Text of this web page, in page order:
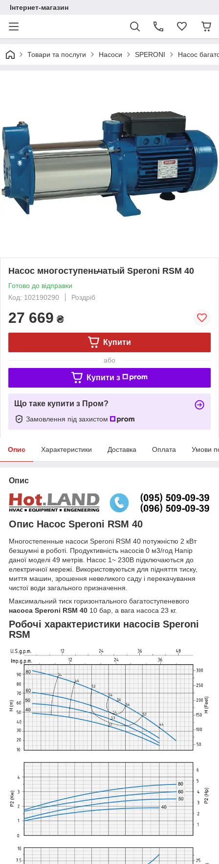
Інтернет-магазин
Товари та послуги Насоси SPERONI Насос
Насос многоступеньчатый Speroni RSM 40
Готово до відправки
Код: 102190290
Роздріб
27 669 ₴
Купити
або
Купити з
Що таке купити з Пром?
Замовлення під захистом
Опис Характеристики Доставка Оплата Умови
Опис
Опис Насос Speroni RSM 40
Многостепенные насоси Speroni RSM 40 потужністю 2 кВт
безшумні в роботі. Продуктивність насосів 0 м3/год Напір
даної моделі 49 метрів. Насос 1~ 230В підключаються до
електричної мережі. Використовуються для підняття тиску,
миття машин, зрошення невеликого саду і перекачування
чистої води загального призначення.
Максимальний тиск горизонтального багатоступеневого
насоса Speroni RSM 40 10 бар, а вага насоса 23 кг.
Робочі характеристики насосів Speroni
RSM